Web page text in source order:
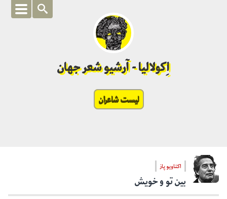
اِکولالیا - آرشیو شعر جهان
لیست شاعران
اکتاویو پاز
بین تو و خویش